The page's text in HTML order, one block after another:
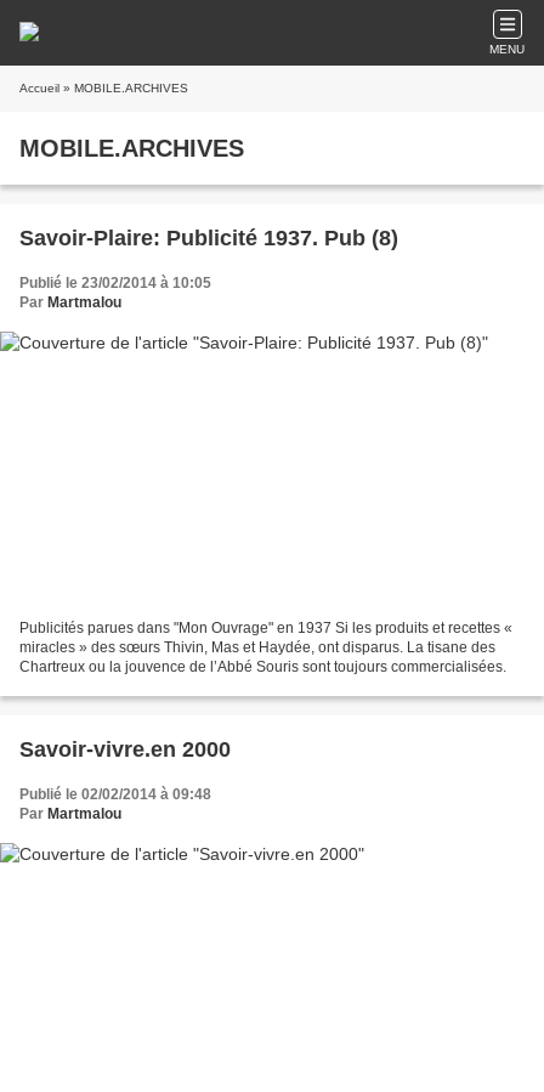
MENU
Accueil » MOBILE.ARCHIVES
MOBILE.ARCHIVES
Savoir-Plaire: Publicité 1937. Pub (8)
Publié le 23/02/2014 à 10:05
Par Martmalou
Publicités parues dans "Mon Ouvrage" en 1937 Si les produits et recettes «
miracles » des sœurs Thivin, Mas et Haydée, ont disparus. La tisane des
Chartreux ou la jouvence de l’Abbé Souris sont toujours commercialisées.
Savoir-vivre.en 2000
Publié le 02/02/2014 à 09:48
Par Martmalou